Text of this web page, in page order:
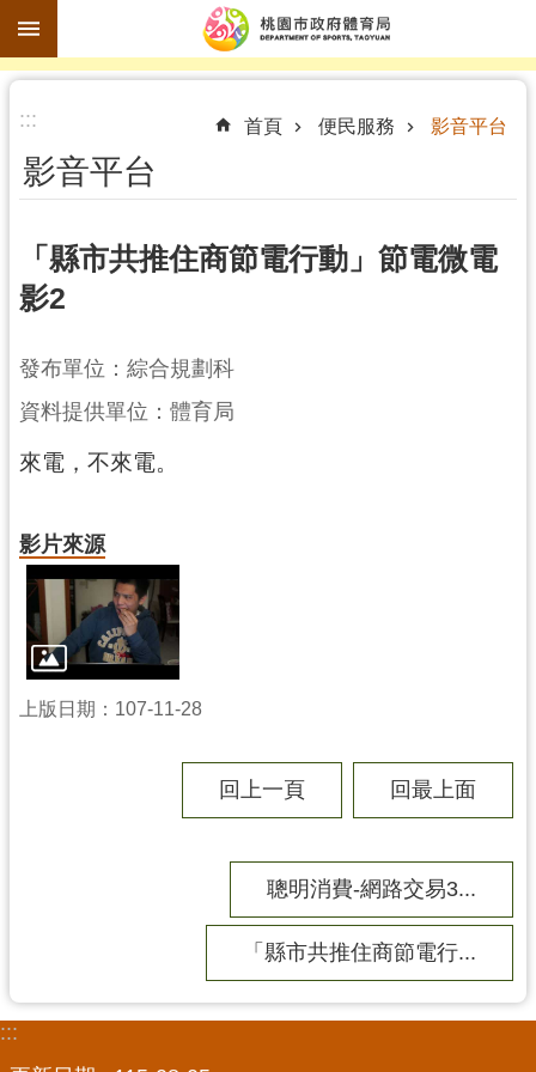
跳到主要內容區塊
進
搜
尋
訊
公
告
認
識
育
局
機
關
通
訊
錄
::: 首頁 便民服務 影音平台
影音平台
「縣市共推住商節電行動」節電微電
影2
發布單位：綜合規劃科
資料提供單位：體育局
來電，不來電。
影片來源
上版日期：107-11-28
回上一頁 回最上面
聰明消費-網路交易3...
「縣市共推住商節電行...
:::